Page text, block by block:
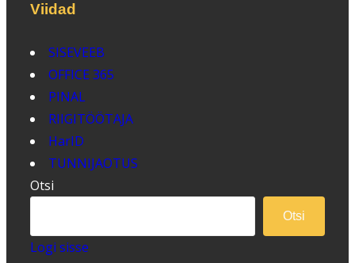
Viidad
SISEVEEB
OFFICE 365
PINAL
RIIGITÖÖTAJA
HarID
TUNNIJAOTUS
Otsi
Otsi
Logi sisse